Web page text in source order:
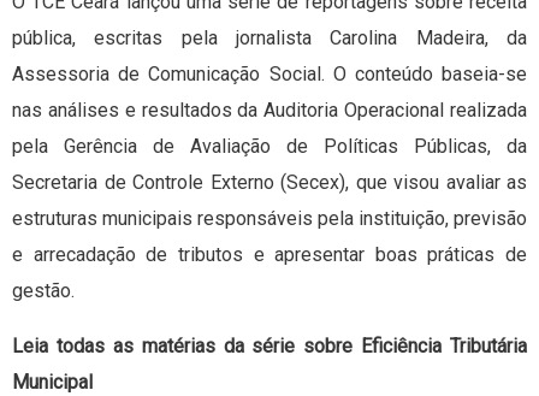
pública, escritas pela jornalista Carolina Madeira, da
Assessoria de Comunicação Social. O conteúdo baseia-se
nas análises e resultados da Auditoria Operacional realizada
pela Gerência de Avaliação de Políticas Públicas, da
Secretaria de Controle Externo (Secex), que visou avaliar as
estruturas municipais responsáveis pela instituição, previsão
e arrecadação de tributos e apresentar boas práticas de
gestão.
Leia todas as matérias da série sobre Eficiência Tributária
Municipal